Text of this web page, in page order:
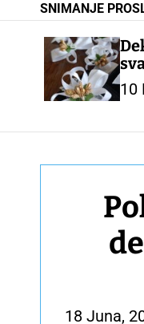
SNIMANJE
10
18 Juna,